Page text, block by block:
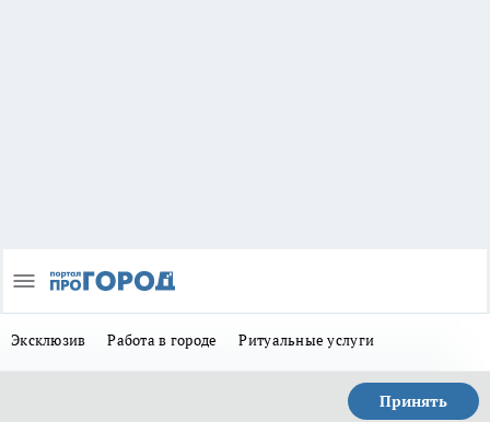
Эксклюзив Работа в городе Ритуальные услуги
Принять